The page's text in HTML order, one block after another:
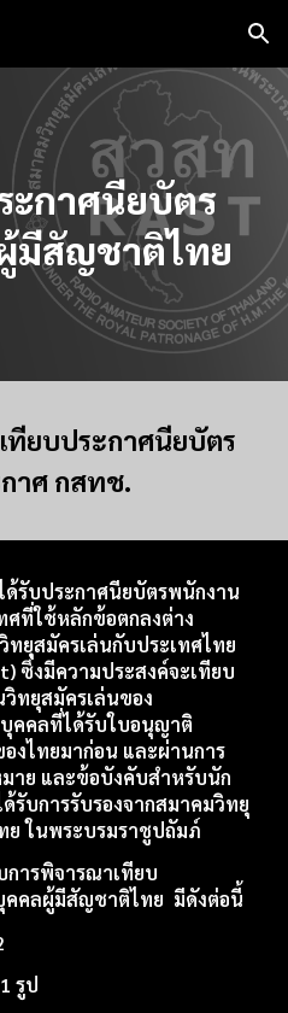
Skip to navigation
ะกาศนียบัตร
มีสัญชาติไทย
ยบประกาศนียบัตร
าศ กสทช.
ด้รับประกาศนียบัตรพนักงาน
ศที่ใช้หลักข้อตกลงต่าง
ทยุสมัครเล่นกับประเทศไทย
ซึ่งมีความประสงค์จะเทียบ
ทยุสมัครเล่นของ
บุคคลที่ได้รับใบอนุญาติ
งไทยมาก่อน และผ่านการ
าย และข้อบังคับสำหรับนัก
รับการรับรองจากสมาคมวิทยุ
ย ในพระบรมราชูปถัมภ์
การพิจารณาเทียบ
คคลผู้มีสัญชาติไทย มีดังต่อนี้
รูป